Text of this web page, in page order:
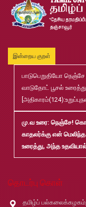
20
Jul
20
முதுநிலை-
Jul
20
முனைவர்பட்டப்-
Jun
02
B.Ed and
May
22
மரங்கள் ஏலம்
May
14
Robert-
இன்றைய குறள்
பாடுபெறுதியோ
வாடுதோட் பூசல்
மு.வ உரை: நெஞ்சே!
காதலர்க்கு என்
உரைத்து, அந்த
தொடர்பு கொள்
தமிழ்ப் பல்கலைக்கழகம்,